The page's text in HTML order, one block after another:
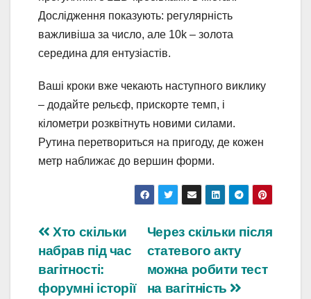
Дослідження показують: регулярність
важливіша за число, але 10k – золота
середина для ентузіастів.
Ваші кроки вже чекають наступного виклику
– додайте рельєф, прискорте темп, і
кілометри розквітнуть новими силами.
Рутина перетвориться на пригоду, де кожен
метр наближає до вершин форми.
Навігація
записів
Через скільки після
статевого акту
можна робити тест
на вагітність
Хто скільки
набрав під час
вагітності:
форумні історії